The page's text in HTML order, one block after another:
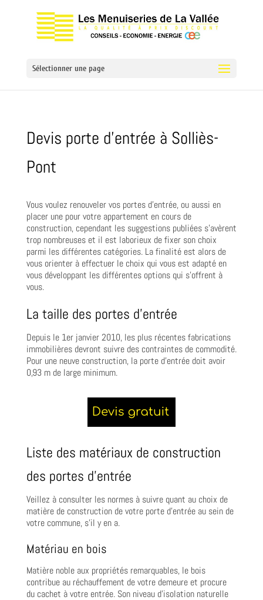
Sélectionner une page
Devis porte d’entrée à Solliès-
Pont
Vous voulez renouveler vos portes d’entrée, ou aussi en
placer une pour votre appartement en cours de
construction, cependant les suggestions publiées s’avèrent
trop nombreuses et il est laborieux de fixer son choix
parmi les différentes catégories. La finalité est alors de
vous orienter à effectuer le choix qui vous est adapté en
vous développant les différentes options qui s’offrent à
vous.
La taille des portes d’entrée
Depuis le 1er janvier 2010, les plus récentes fabrications
immobilières devront suivre des contraintes de commodité.
Pour une neuve construction, la porte d’entrée doit avoir
0,93 m de large minimum.
Liste des matériaux de construction
des portes d’entrée
Veillez à consulter les normes à suivre quant au choix de
matière de construction de votre porte d’entrée au sein de
votre commune, s’il y en a.
Matériau en bois
Matière noble aux propriétés remarquables, le bois
contribue au réchauffement de votre demeure et procure
du cachet à votre entrée. Son niveau d’isolation naturelle